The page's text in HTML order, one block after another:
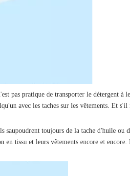
pas pratique de transporter le détergent à
avec les taches sur les vêtements. Et s'il
toujours de la tache d'huile ou
tissu et leurs vêtements encore et encore.